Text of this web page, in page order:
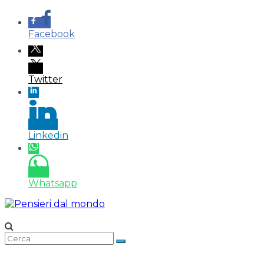
Facebook
Twitter
Linkedin
Whatsapp
Salta
contenuto